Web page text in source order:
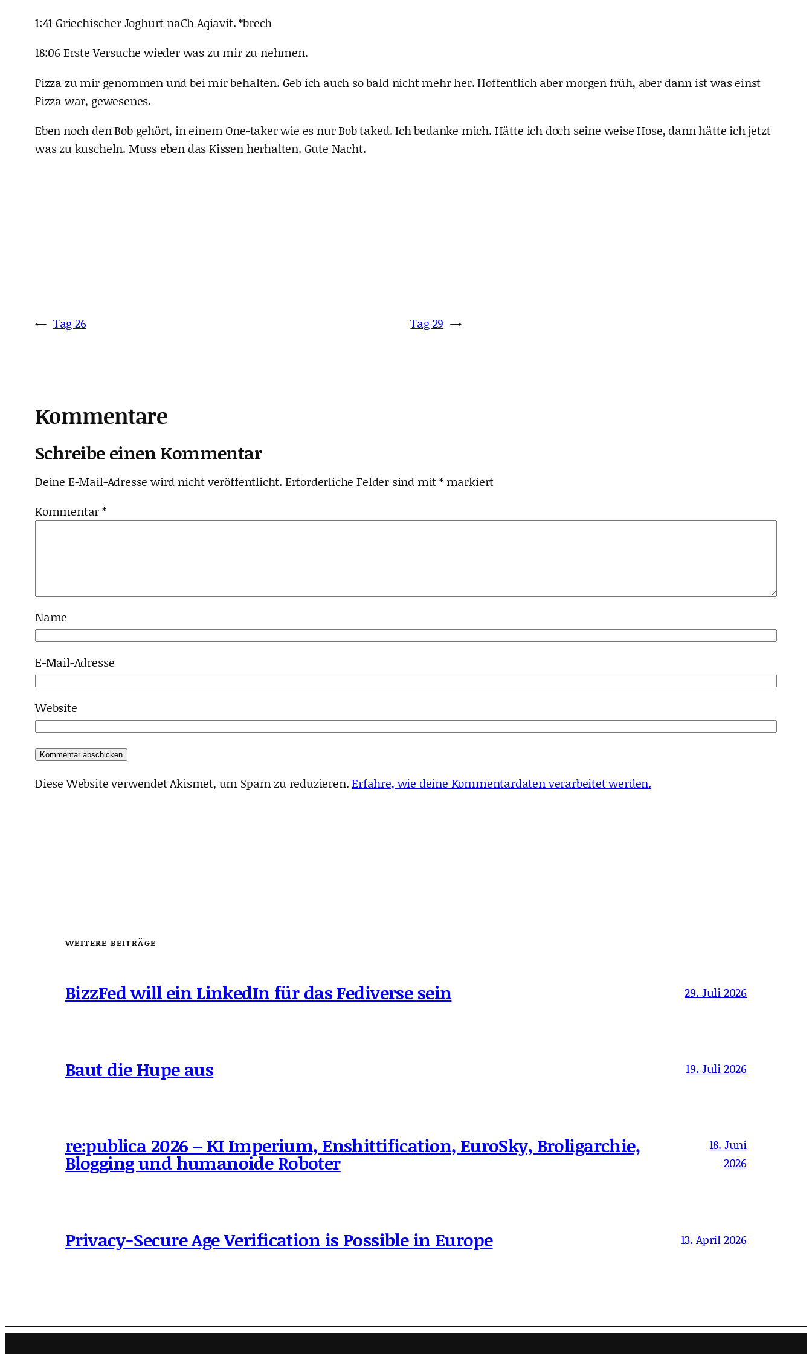
1:41 Griechischer Joghurt naCh Aqiavit. *brech
18:06 Erste Versuche wieder was zu mir zu nehmen.
Pizza zu mir genommen und bei mir behalten. Geb ich auch so bald nicht mehr her. Hoffentlich aber morgen früh, aber dann ist was einst
Pizza war, gewesenes.
Eben noch den Bob gehört, in einem One-taker wie es nur Bob taked. Ich bedanke mich. Hätte ich doch seine weise Hose, dann hätte ich jetzt
was zu kuscheln. Muss eben das Kissen herhalten. Gute Nacht.
← Tag 26 Tag 29 →
Kommentare
Schreibe einen Kommentar
Deine E-Mail-Adresse wird nicht veröffentlicht. Erforderliche Felder sind mit*markiert
Kommentar*
Name
E-Mail-Adresse
Website
Diese Website verwendet Akismet, um Spam zu reduzieren.Erfahre, wie deine Kommentardaten verarbeitet werden.
WEITERE BEITRÄGE
BizzFed will ein LinkedIn für das Fediverse sein 29. Juli 2026
Baut die Hupe aus 19. Juli 2026
re:publica 2026 – KI Imperium, Enshittification, EuroSky, Broligarchie,
Blogging und humanoide Roboter
18. Juni
2026
Privacy-Secure Age Verification is Possible in Europe 13. April 2026